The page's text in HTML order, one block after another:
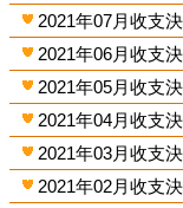
2021年07月收支
2021年06月收支
2021年05月收支
2021年04月收支
2021年03月收支
2021年02月收支